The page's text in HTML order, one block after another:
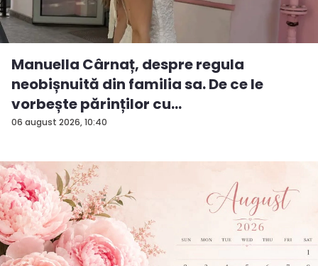
06 august 2026, 10:40
Manuella Cârnaț, despre regula
neobișnuită din familia sa. De ce le
vorbește părinților cu
„dumneavoastră...